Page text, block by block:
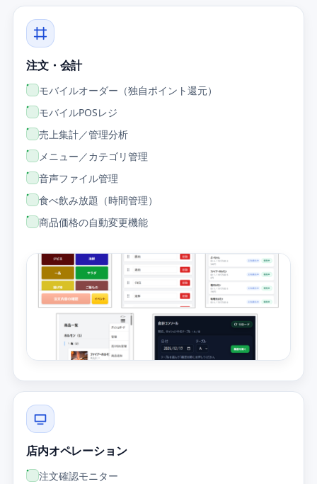
注文・会計
モバイルオーダー（独自ポイント還元）
モバイルPOSレジ
売上集計／管理分析
メニュー／カテゴリ管理
音声ファイル管理
食べ飲み放題（時間管理）
商品価格の自動変更機能
店内オペレーション
注文確認モニター